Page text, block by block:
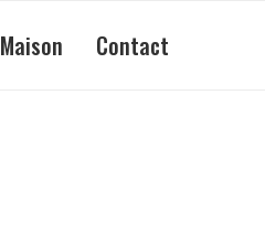
Maison Contact